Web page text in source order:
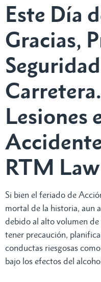
Este Día
Gracias,
Lesiones
RTM
Si bien el feriado de
mortal de la historia, aun
debido al alto volumen de
tener precaución,
conductas riesgosas
bajo los efectos del